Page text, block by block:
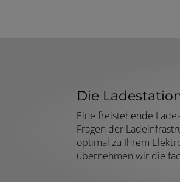
Die
Eine freistehende
Fragen der
optimal zu Ihrem
übernehmen wir die